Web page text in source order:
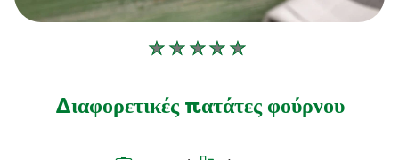
Δεν
αξιολογήσεις
Διαφορετικές πατάτες φούρνου